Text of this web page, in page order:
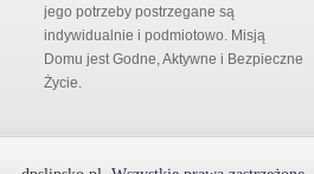
jego potrzeby postrzegane są
indywidualnie i podmiotowo. Misją
Domu jest Godne, Aktywne i Bezpieczne
Życie.